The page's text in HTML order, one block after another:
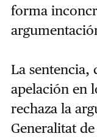
forma
La sentencia,
apelación en
rechaza la
Generalitat